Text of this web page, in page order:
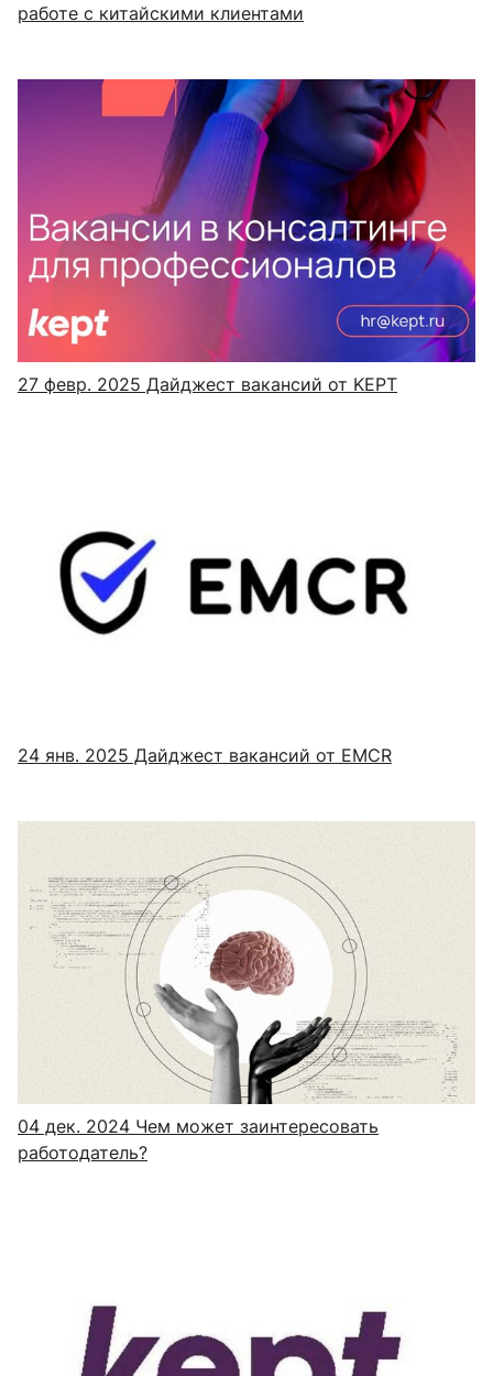
работе с китайскими клиентами
27 февр. 2025 Дайджест вакансий от KEPT
24 янв. 2025 Дайджест вакансий от EMCR
04 дек. 2024 Чем может заинтересовать
работодатель?